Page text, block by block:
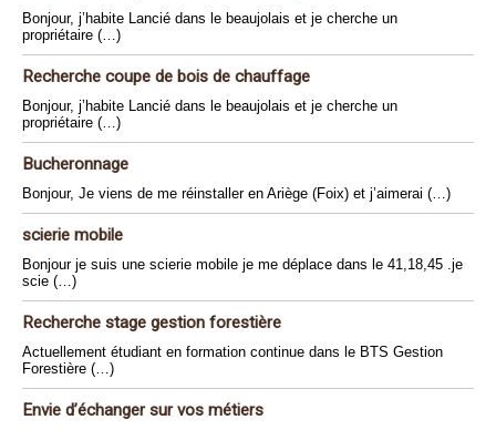
Bonjour, j’habite Lancié dans le beaujolais et je cherche un
propriétaire (…)
Recherche coupe de bois de chauffage
Bonjour, j’habite Lancié dans le beaujolais et je cherche un
propriétaire (…)
Bucheronnage
Bonjour, Je viens de me réinstaller en Ariège (Foix) et j’aimerai (…)
scierie mobile
Bonjour je suis une scierie mobile je me déplace dans le 41,18,45 .je
scie (…)
Recherche stage gestion forestière
Actuellement étudiant en formation continue dans le BTS Gestion
Forestière (…)
Envie d’échanger sur vos métiers